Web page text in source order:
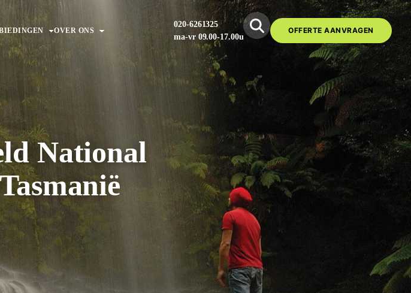
OVER ONS
020-6261325
ma-vr 09.00-17.00u
OFFERTE AANVRAGEN
National